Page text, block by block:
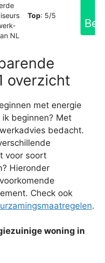
NL
Top: 5/5
overzicht
met energie
beginnen? Met
bedacht.
voor soort
Hieronder
Check ook
.
woning in